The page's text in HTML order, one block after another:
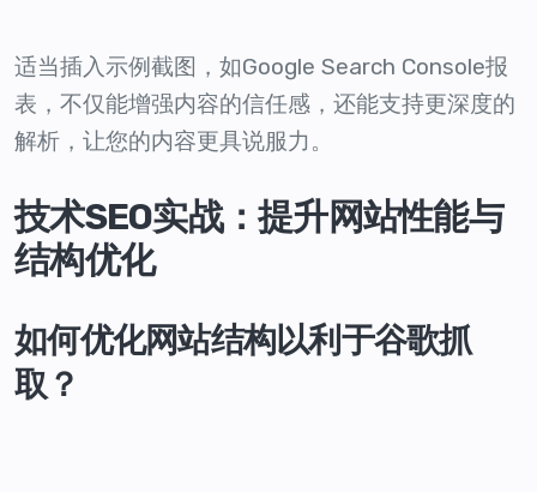
适当插入示例截图，如Google Search Console报
表，不仅能增强内容的信任感，还能支持更深度的
解析，让您的内容更具说服力。
技术SEO实战：提升网站性能与
结构优化
如何优化网站结构以利于谷歌抓
取？